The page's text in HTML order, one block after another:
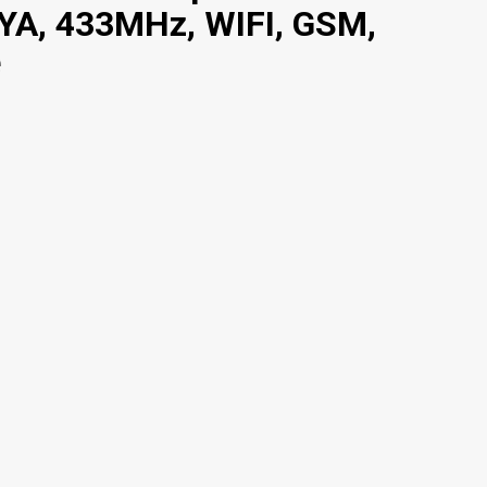
433MHz, WIFI, GSM,